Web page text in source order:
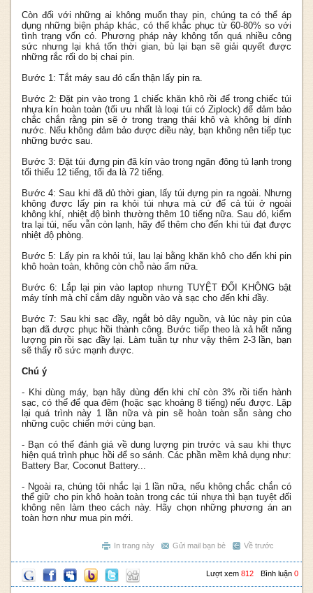
Còn đối với những ai không muốn thay pin, chúng ta có thể áp
dụng những biện pháp khác, có thể khắc phục từ 60-80% so với
tình trạng vốn có. Phương pháp này không tốn quá nhiều công
sức nhưng lại khá tốn thời gian, bù lại bạn sẽ giải quyết được
những rắc rối do bị chai pin.
Bước 1: Tắt máy sau đó cẩn thận lấy pin ra.
Bước 2: Đặt pin vào trong 1 chiếc khăn khô rồi để trong chiếc túi
nhựa kín hoàn toàn (tối ưu nhất là loại túi có Ziplock) để đảm bảo
chắc chắn rằng pin sẽ ở trong trạng thái khô và không bị dính
nước. Nếu không đảm bảo được điều này, bạn không nên tiếp tục
những bước sau.
Bước 3: Đặt túi đựng pin đã kín vào trong ngăn đông tủ lạnh trong
tối thiểu 12 tiếng, tối đa là 72 tiếng.
Bước 4: Sau khi đã đủ thời gian, lấy túi đựng pin ra ngoài. Nhưng
không được lấy pin ra khỏi túi nhựa mà cứ để cả túi ở ngoài
không khí, nhiệt độ bình thường thêm 10 tiếng nữa. Sau đó, kiểm
tra lại túi, nếu vẫn còn lạnh, hãy để thêm cho đến khi túi đạt được
nhiệt độ phòng.
Bước 5: Lấy pin ra khỏi túi, lau lại bằng khăn khô cho đến khi pin
khô hoàn toàn, không còn chỗ nào ẩm nữa.
Bước 6: Lắp lại pin vào laptop nhưng TUYỆT ĐỐI KHÔNG bật
máy tính mà chỉ cắm dây nguồn vào và sạc cho đến khi đầy.
Bước 7: Sau khi sạc đầy, ngắt bỏ dây nguồn, và lúc này pin của
bạn đã được phục hồi thành công. Bước tiếp theo là xả hết năng
lượng pin rồi sạc đầy lại. Làm tuần tự như vậy thêm 2-3 lần, bạn
sẽ thấy rõ sức mạnh được.
Chú ý
- Khi dùng máy, bạn hãy dùng đến khi chỉ còn 3% rồi tiến hành
sạc, có thể để qua đêm (hoặc sạc khoảng 8 tiếng) nếu được. Lặp
lại quá trình này 1 lần nữa và pin sẽ hoàn toàn sẵn sàng cho
những cuộc chiến mới cùng bạn.
- Bạn có thế đánh giá về dung lượng pin trước và sau khi thực
hiện quá trình phục hồi để so sánh. Các phần mềm khả dụng như:
Battery Bar, Coconut Battery...
- Ngoài ra, chúng tôi nhắc lại 1 lần nữa, nếu không chắc chắn có
thể giữ cho pin khô hoàn toàn trong các túi nhựa thì bạn tuyệt đối
không nên làm theo cách này. Hãy chọn những phương án an
toàn hơn như mua pin mới.
Về trước
Gửi mail bạn bè
In trang này
Bình luận 0
Lượt xem 812